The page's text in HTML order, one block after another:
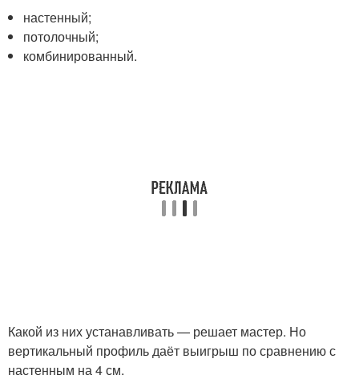
настенный;
потолочный;
комбинированный.
Какой из них устанавливать — решает мастер. Но
вертикальный профиль даёт выигрыш по сравнению с
настенным на 4 см.